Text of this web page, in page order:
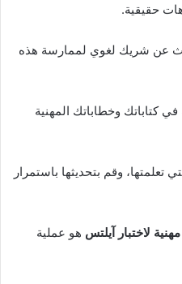
حقيقية.
عن شريك لغوي لممارسة هذه
وخطاباتك المهنية
تعلمتها، وقم بتحديثها باستمرار
لاختبار آيلتس هو عملية